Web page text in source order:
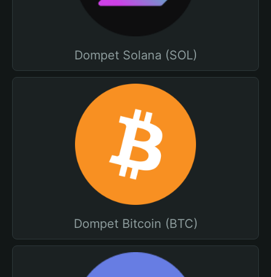
Dompet Solana (SOL)
Dompet Bitcoin (BTC)